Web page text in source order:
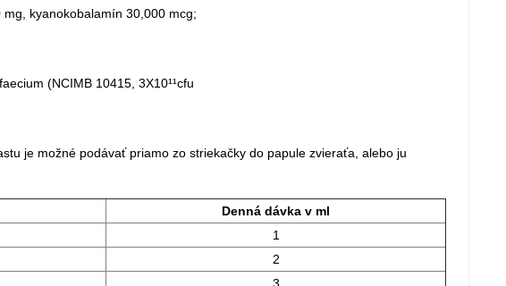
kyanokobalamín 30,000 mcg;
(NCIMB 10415, 3X10¹¹cfu
je možné podávať priamo zo striekačky do papule zvieraťa, alebo ju
Denná dávka v ml
1
2